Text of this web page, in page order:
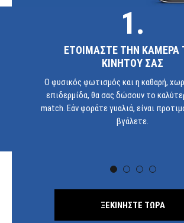
1.
ΕΤΟΙΜΑΣΤΕ ΤΗΝ ΚΑΜΕΡΑ
ΚΙΝΗΤΟΥ ΣΑΣ
Ο φυσικός φωτισμός και η καθαρή,
επιδερμίδα, θα σας δώσουν το
match. Εάν φοράτε γυαλιά, είναι
βγάλετε.
ΞΕΚΙΝΗΣΤΕ ΤΩΡΑ